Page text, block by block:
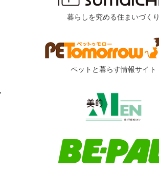
暮らしを究める住まいづくり
ペットと暮らす情報サイト